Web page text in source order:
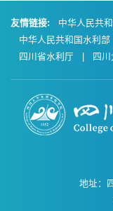
友情链接: 中华人民共
中华人民共和国水利部
四川省水利厅
| 四川
地址：